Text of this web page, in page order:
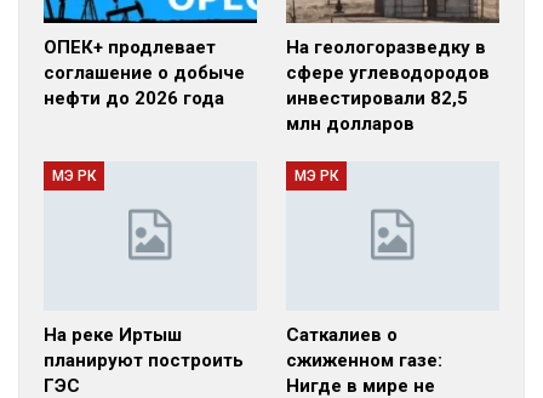
ОПЕК+ продлевает
соглашение о добыче
нефти до 2026 года
На геологоразведку в
сфере углеводородов
инвестировали 82,5
млн долларов
МЭ РК
На реке Иртыш
планируют построить
ГЭС
МЭ РК
Саткалиев о
сжиженном газе:
Нигде в мире не